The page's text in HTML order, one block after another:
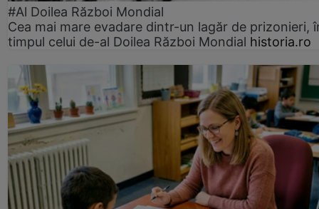
#Al Doilea Război Mondial
Cea mai mare evadare dintr-un lagăr de prizonieri,
timpul celui de-al Doilea Război Mondial historia.ro